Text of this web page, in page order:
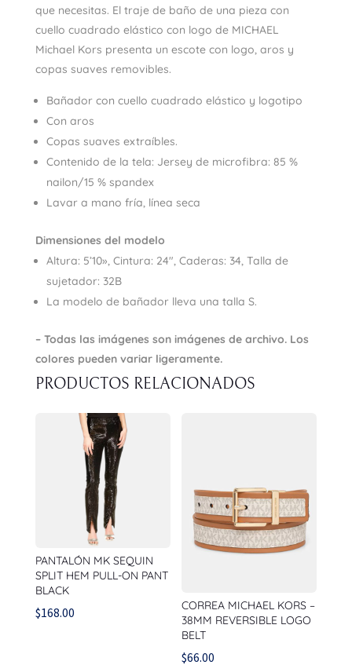
que necesitas. El traje de baño de una pieza con
cuello cuadrado elástico con logo de MICHAEL
Michael Kors presenta un escote con logo, aros y
copas suaves removibles.
Bañador con cuello cuadrado elástico y logotipo
Con aros
Copas suaves extraíbles.
Contenido de la tela: Jersey de microfibra: 85 %
nailon/15 % spandex
Lavar a mano fría, línea seca
Dimensiones del modelo
Altura: 5’10», Cintura: 24″, Caderas: 34, Talla de
sujetador: 32B
La modelo de bañador lleva una talla S.
– Todas las imágenes son imágenes de archivo. Los
colores pueden variar ligeramente.
PRODUCTOS RELACIONADOS
PANTALÓN MK SEQUIN
SPLIT HEM PULL-ON PANT
BLACK
$168.00
CORREA MICHAEL KORS –
38MM REVERSIBLE LOGO
BELT
$66.00